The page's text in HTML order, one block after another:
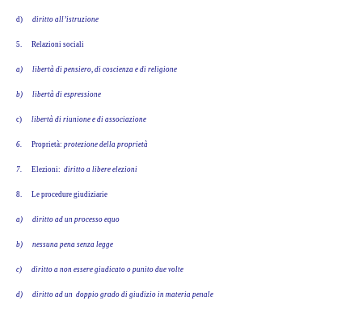
d) diritto all’istruzione
5. Relazioni sociali
a) libertà di pensiero, di coscienza e di religione
b) libertà di espressione
c) libertà di riunione e di associazione
6. Proprietà: protezione della proprietà
7. Elezioni: diritto a libere elezioni
8. Le procedure giudiziarie
a) diritto ad un processo equo
b) nessuna pena senza legge
c) diritto a non essere giudicato o punito due volte
d) diritto ad un doppio grado di giudizio in materia penale